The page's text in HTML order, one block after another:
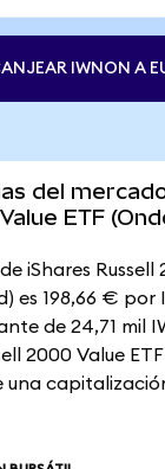
IWNON A
del
ETF
iShares Russell
es 198,66 € por
de 24,71 mil
2000 Value
una